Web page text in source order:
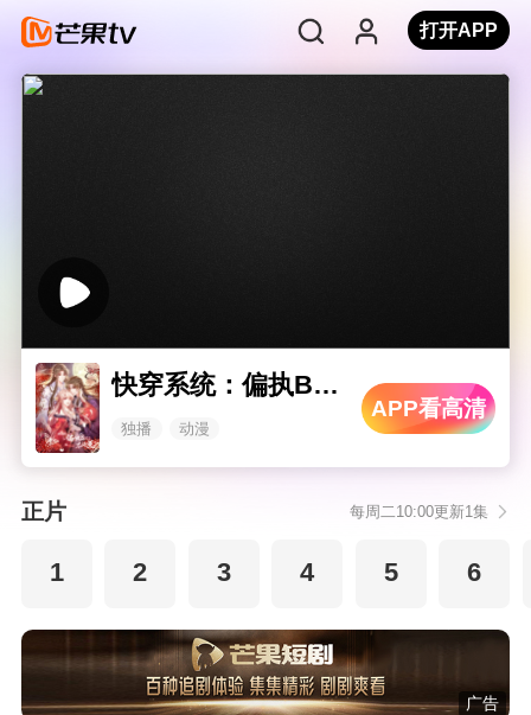
打开APP
快穿系统：偏执BOSS不好惹
独播 动漫
APP看高清
正片 每周二10:00更新1集
1 2 3 4 5 6
广告